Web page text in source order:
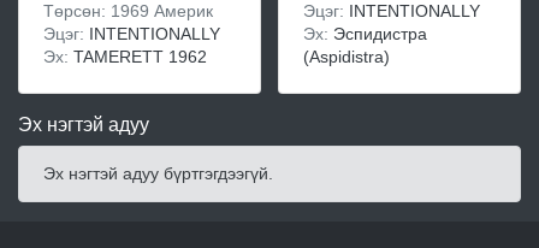
Төрсөн: 1969 Америк
Эцэг: INTENTIONALLY
Эх: TAMERETT 1962
Эцэг: INTENTIONALLY
Эх: Эспидистра
(Aspidistra)
Эх нэгтэй адуу
Эх нэгтэй адуу бүртгэгдээгүй.